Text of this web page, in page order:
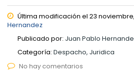
Última modificación el 23
Hernandez
Publicado por: Juan Pablo
Categoría: Despacho, Juridica
No hay comentarios